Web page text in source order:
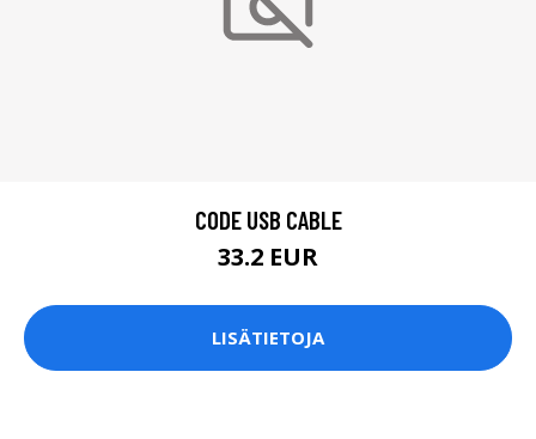
CODE USB CABLE
33.2 EUR
LISÄTIETOJA